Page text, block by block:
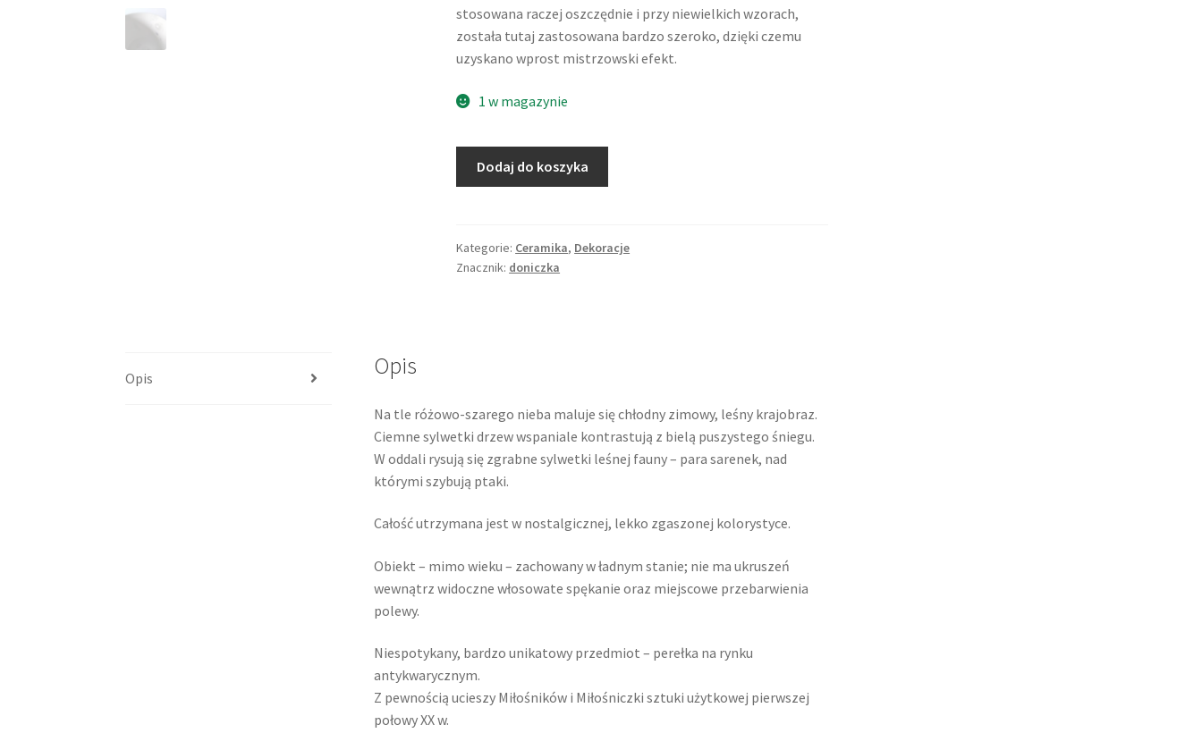
stosowana raczej oszczędnie i przy niewielkich wzorach,
została tutaj zastosowana bardzo szeroko, dzięki czemu
uzyskano wprost mistrzowski efekt.
1 w magazynie
Doniczka,
na
doniczkę,
Dodaj do koszyka
Kategorie: Ceramika, Dekoracje
Znacznik: doniczka
Opis Opis
Na tle różowo-szarego nieba maluje się chłodny zimowy, leśny krajobraz.
Ciemne sylwetki drzew wspaniale kontrastują z bielą puszystego śniegu.
W oddali rysują się zgrabne sylwetki leśnej fauny – para sarenek, nad
którymi szybują ptaki.
Całość utrzymana jest w nostalgicznej, lekko zgaszonej kolorystyce.
Obiekt – mimo wieku – zachowany w ładnym stanie; nie ma ukruszeń
wewnątrz widoczne włosowate spękanie oraz miejscowe przebarwienia
polewy.
Niespotykany, bardzo unikatowy przedmiot – perełka na rynku
antykwarycznym.
Z pewnością ucieszy Miłośników i Miłośniczki sztuki użytkowej pierwszej
połowy XX w.